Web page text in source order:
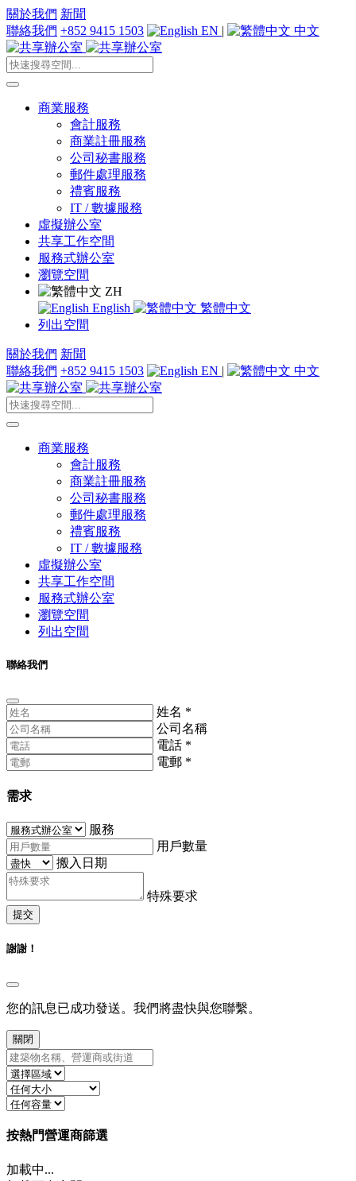
關於我們 新聞
聯絡我們 +852 9415 1503 EN | 中文
商業服務
會計服務
商業註冊服務
公司秘書服務
郵件處理服務
禮賓服務
IT / 數據服務
虛擬辦公室
共享工作空間
服務式辦公室
瀏覽空間
ZH
English
繁體中文
列出空間
關於我們 新聞
聯絡我們 +852 9415 1503 EN | 中文
商業服務
會計服務
商業註冊服務
公司秘書服務
郵件處理服務
禮賓服務
IT / 數據服務
虛擬辦公室
共享工作空間
服務式辦公室
瀏覽空間
列出空間
聯絡我們
姓名 *
公司名稱
電話 *
電郵 *
需求
服務
用戶數量
搬入日期
特殊要求
提交
謝謝！
您的訊息已成功發送。我們將盡快與您聯繫。
關閉
按熱門營運商篩選
加載中...